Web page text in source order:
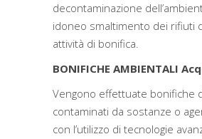
decontaminazione
idoneo smaltimento dei rifiuti
attività di bonifica.
BONIFICHE AMBIENTALI
Vengono effettuate bonifiche
contaminati da sostanze o
con l’utilizzo di tecnologie